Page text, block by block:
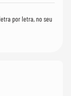
por letra, no seu